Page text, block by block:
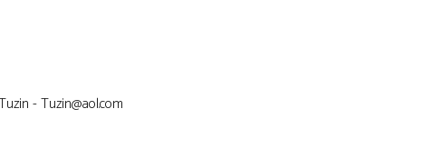
-Tuzin@aol.com